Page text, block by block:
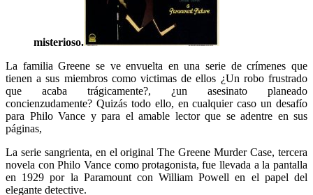
misterioso.
La familia Greene se ve envuelta en una serie de crímenes que
tienen a sus miembros como victimas de ellos ¿Un robo frustrado
que acaba trágicamente?, ¿un asesinato planeado
concienzudamente? Quizás todo ello, en cualquier caso un desafío
para Philo Vance y para el amable lector que se adentre en sus
páginas,
La serie sangrienta, en el original The Greene Murder Case, tercera
novela con Philo Vance como protagonista, fue llevada a la pantalla
en 1929 por la Paramount con William Powell en el papel del
elegante detective.